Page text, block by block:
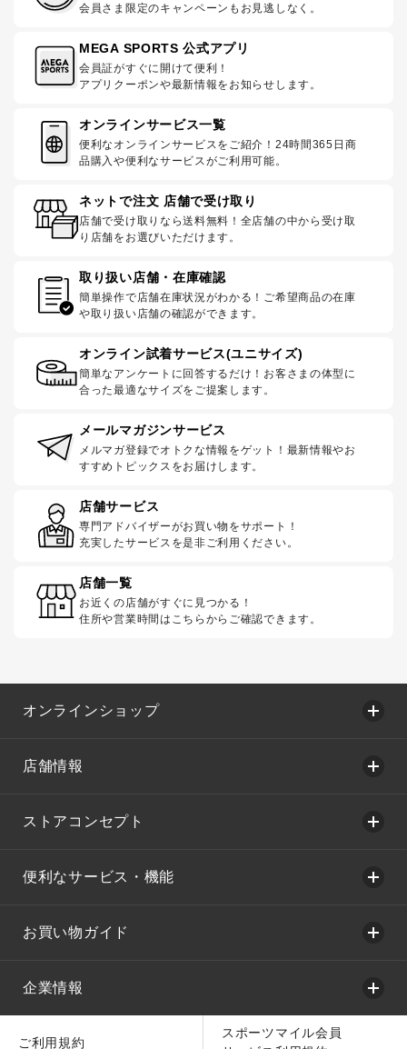
会員さま限定のキャンペーンもお見逃しなく。
MEGA SPORTS 公式アプリ
会員証がすぐに開けて便利！
アプリクーポンや最新情報をお知らせします。
オンラインサービス一覧
便利なオンラインサービスをご紹介！24時間365日商
品購入や便利なサービスがご利用可能。
ネットで注文 店舗で受け取り
店舗で受け取りなら送料無料！全店舗の中から受け取
り店舗をお選びいただけます。
取り扱い店舗・在庫確認
簡単操作で店舗在庫状況がわかる！ご希望商品の在庫
や取り扱い店舗の確認ができます。
オンライン試着サービス(ユニサイズ)
簡単なアンケートに回答するだけ！お客さまの体型に
合った最適なサイズをご提案します。
メールマガジンサービス
メルマガ登録でオトクな情報をゲット！最新情報やお
すすめトピックスをお届けします。
店舗サービス
専門アドバイザーがお買い物をサポート！
充実したサービスを是非ご利用ください。
店舗一覧
お近くの店舗がすぐに見つかる！
住所や営業時間はこちらからご確認できます。
オンラインショップ
店舗情報
ストアコンセプト
便利なサービス・機能
お買い物ガイド
企業情報
ご利用規約
スポーツマイル会員